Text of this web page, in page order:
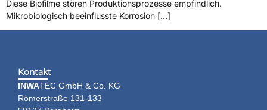
Diese Biofilme stören Produktionsprozesse empfindlich.
Mikrobiologisch beeinflusste Korrosion […]
Kontakt
INWATEC GmbH & Co. KG
Römerstraße 131-133